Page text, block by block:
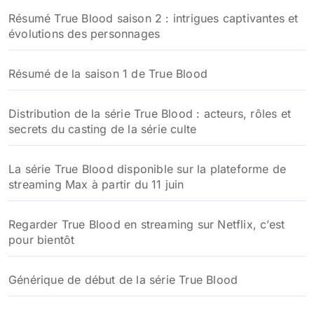
Résumé True Blood saison 2 : intrigues captivantes et
évolutions des personnages
Résumé de la saison 1 de True Blood
Distribution de la série True Blood : acteurs, rôles et
secrets du casting de la série culte
La série True Blood disponible sur la plateforme de
streaming Max à partir du 11 juin
Regarder True Blood en streaming sur Netflix, c’est
pour bientôt
Générique de début de la série True Blood